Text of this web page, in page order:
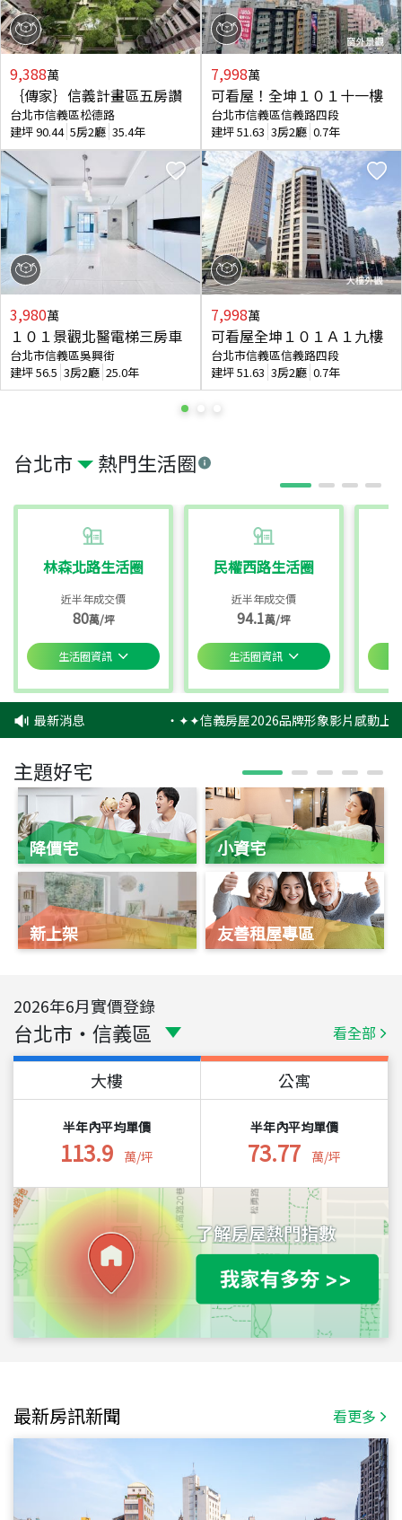
台北市 熱門生活圈
林森北路生活圈
近半年成交價
80萬/坪
生活圈資訊
民權西路生活圈
近半年成交價
94.1萬/坪
生活圈資訊
9,388萬
｛傳家｝信義計畫區五房讚
台北市信義區松德路
建坪90.44 5房2廳 35.4年
3,980萬
１０１景觀北醫電梯三房車
台北市信義區吳興街
建坪56.5 3房2廳 25.0年
7,998萬
可看屋！全坤１０１十一樓
台北市信義區信義路四段
建坪51.63 3房2廳 0.7年
7,998萬
可看屋全坤１０１Ａ１九樓
台北市信義區信義路四段
建坪51.63 3房2廳 0.7年
最新消息 ‧✦✦信義房屋2026品牌形象影片感動上
主題好宅
降價宅
新上架
小資宅
友善租屋專區
2026年6月實價登錄
台北市 ・ 信義區 看全部
大樓
半年內平均單價
113.9 萬/坪
公寓
半年內平均單價
73.77 萬/坪
最新房訊新聞 看更多